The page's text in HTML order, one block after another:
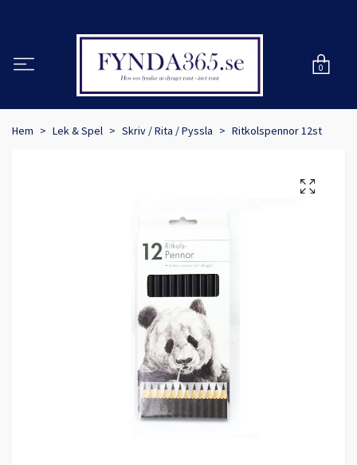
0
Hem Lek & Spel Skriv / Rita / Pyssla Ritkolspennor 12st